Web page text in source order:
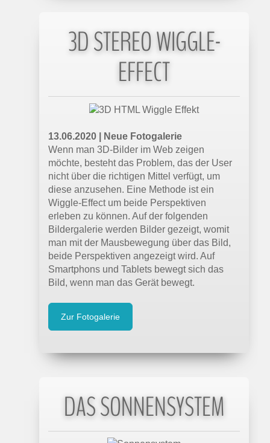
3D STEREO WIGGLE-
EFFECT
13.06.2020 |
Neue Fotogalerie
Wenn man 3D-Bilder im Web zeigen
möchte, besteht das Problem, das der User
nicht über die richtigen Mittel verfügt, um
diese anzusehen. Eine Methode ist ein
Wiggle-Effect um beide Perspektiven
erleben zu können. Auf der folgenden
Bildergalerie werden Bilder gezeigt, womit
man mit der Mausbewegung über das Bild,
beide Perspektiven angezeigt wird. Auf
Smartphons und Tablets bewegt sich das
Bild, wenn man das Gerät bewegt.
Zur Fotogalerie
DAS SONNENSYSTEM